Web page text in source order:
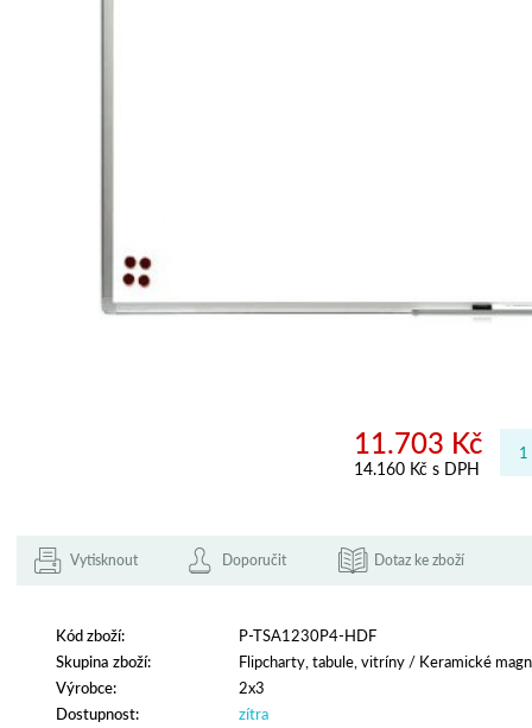
11.703 Kč
14.160 Kč s DPH
Vytisknout Doporučit Dotaz ke zboží
Kód zboží:
P-TSA1230P4-HDF
Skupina zboží:
Flipcharty, tabule, vitríny / Keramické
Výrobce:
2x3
Dostupnost:
zítra